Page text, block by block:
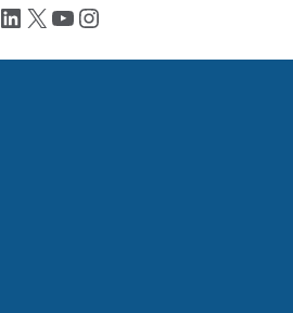
LinkedIn
X YouTube
Instagram